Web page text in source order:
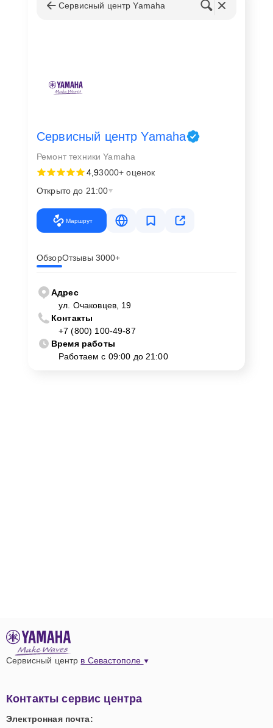
Сервисный центр Yamaha
Сервисный центр Yamaha
Ремонт техники Yamaha
4,93000+ оценок
Открыто до 21:00
Маршрут
ОбзорОтзывы 3000+
Адрес
ул. Очаковцев, 19
Контакты
+7 (800) 100-49-87
Время работы
Работаем с 09:00 до 21:00
Сервисный центр в Севастополе
Контакты сервис центра
Электронная почта: